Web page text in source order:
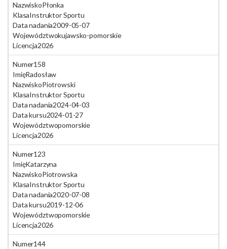
NazwiskoPłonka
KlasaInstruktor Sportu
Data nadania2009-05-07
Województwokujawsko-pomorskie
Licencja2026
Numer158
ImięRadosław
NazwiskoPiotrowski
KlasaInstruktor Sportu
Data nadania2024-04-03
Data kursu2024-01-27
Województwopomorskie
Licencja2026
Numer123
ImięKatarzyna
NazwiskoPiotrowska
KlasaInstruktor Sportu
Data nadania2020-07-08
Data kursu2019-12-06
Województwopomorskie
Licencja2026
Numer144